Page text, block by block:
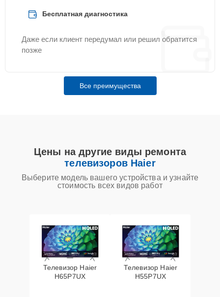
Бесплатная диагностика
Даже если клиент передумал или решил обратится
позже
Все преимущества
Цены на другие виды ремонта
телевизоров Haier
Выберите модель вашего устройства и узнайте
стоимость всех видов работ
Телевизор Haier
H65P7UX
Телевизор Haier
H55P7UX